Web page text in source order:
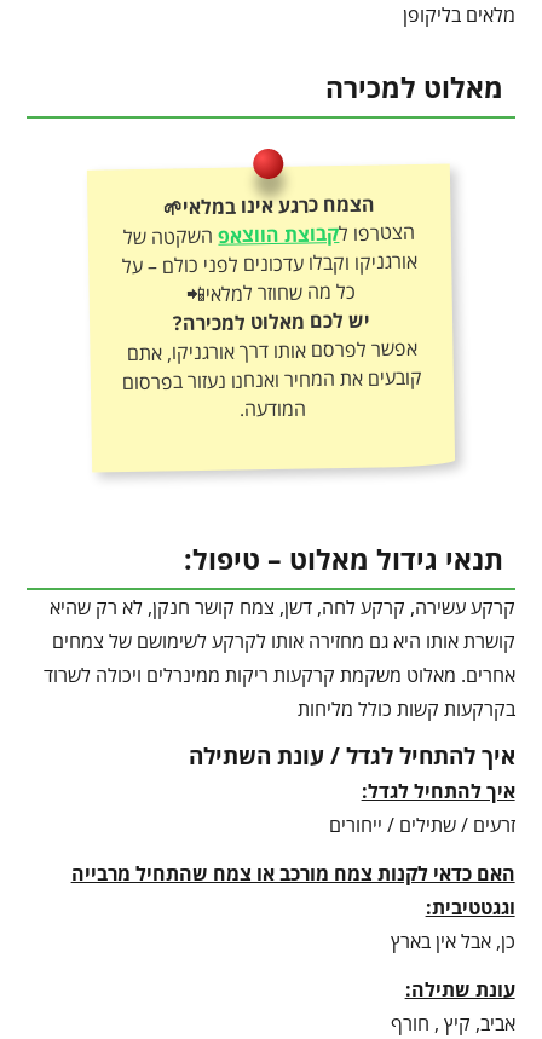
מלאים בליקופן
מאלוט למכירה
הצמח כרגע אינו במלאי🌱
הצטרפו לקבוצת הווצאפהשקטה של
אורגניקו וקבלו עדכונים לפני כולם – על
כל מה שחוזר למלאי📲
יש לכם מאלוט למכירה?
אפשר לפרסם אותו דרך אורגניקו, אתם
קובעים את המחיר ואנחנו נעזור בפרסום
המודעה.
תנאי גידול מאלוט – טיפול:
קרקע עשירה, קרקע לחה, דשן, צמח קושר חנקן, לא רק שהיא
קושרת אותו היא גם מחזירה אותו לקרקע לשימושם של צמחים
אחרים. מאלוט משקמת קרקעות ריקות ממינרלים ויכולה לשרוד
בקרקעות קשות כולל מליחות
איך להתחיל לגדל / עונת השתילה
איך להתחיל לגדל:
זרעים / שתילים / ייחורים
האם כדאי לקנות צמח מורכב או צמח שהתחיל מרבייה
וגגטטיבית:
כן, אבל אין בארץ
עונת שתילה:
אביב, קיץ , חורף